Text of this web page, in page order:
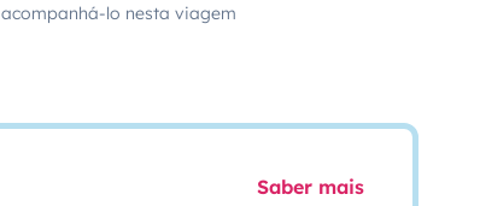
acompanhá-lo nesta viagem
Saber mais